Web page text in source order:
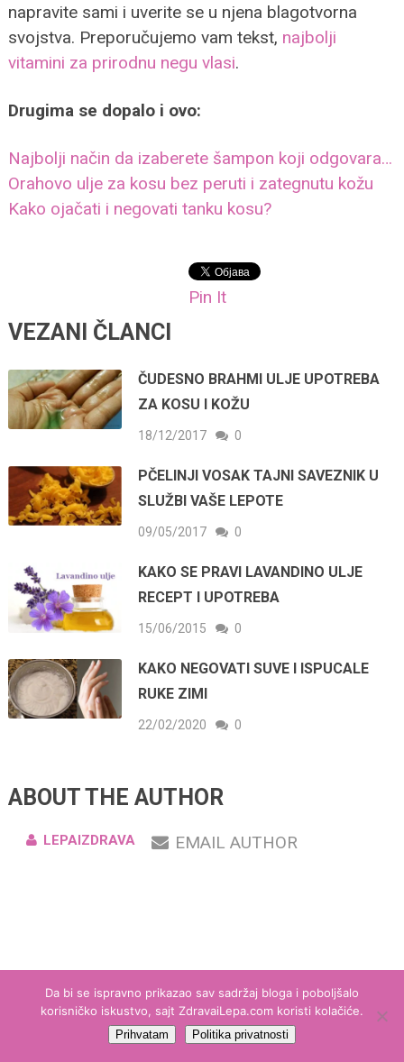
napravite sami i uverite se u njena blagotvorna
svojstva. Preporučujemo vam tekst, najbolji
vitamini za prirodnu negu vlasi.
Drugima se dopalo i ovo:
Najbolji način da izaberete šampon koji odgovara…
Orahovo ulje za kosu bez peruti i zategnutu kožu
Kako ojačati i negovati tanku kosu?
Pin It
VEZANI ČLANCI
ČUDESNO BRAHMI ULJE UPOTREBA
ZA KOSU I KOŽU
18/12/2017 0
PČELINJI VOSAK TAJNI SAVEZNIK U
SLUŽBI VAŠE LEPOTE
09/05/2017 0
KAKO SE PRAVI LAVANDINO ULJE
RECEPT I UPOTREBA
15/06/2015 0
KAKO NEGOVATI SUVE I ISPUCALE
RUKE ZIMI
22/02/2020 0
ABOUT THE AUTHOR
LEPAIZDRAVA EMAIL AUTHOR
Da bi se ispravno prikazao sav sadržaj bloga i poboljšalo
korisničko iskustvo, sajt ZdravaiLepa.com koristi kolačiće.
Prihvatam Politika privatnosti